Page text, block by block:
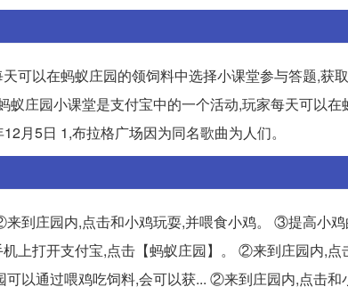
可以在蚂蚁庄园的领饲料中选择小课堂参与答题,获
蚁庄园小课堂是支付宝中的一个活动,玩家每天可以
月5日 1,布拉格广场因为同名歌曲为人们。
到庄园内,点击和小鸡玩耍,并喂食小鸡。 ③提高小
上打开支付宝,点击【蚂蚁庄园】。 ②来到庄园内,
可以通过喂鸡吃饲料,会可以获... ②来到庄园内,点击